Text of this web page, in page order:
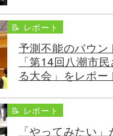
📝 レポート
予測不能のバウン
「第14回八潮市
る大会」をレポー
📝 レポート
「やってみたい